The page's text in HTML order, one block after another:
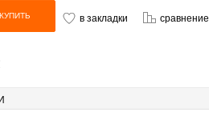
в закладки сравнение